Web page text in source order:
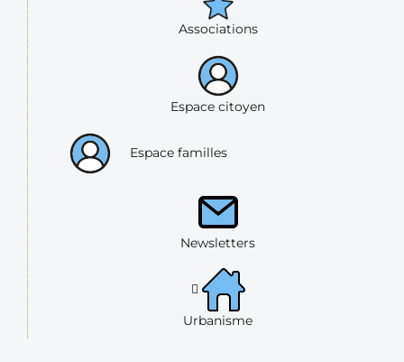
Associations
Espace citoyen
Espace familles
Newsletters
Urbanisme